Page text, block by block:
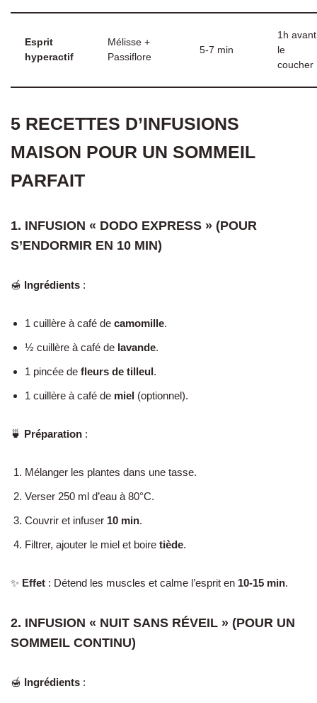
Esprit
hyperactif
Mélisse +
Passiflore
5-7 min
1h avant
le
coucher
5 RECETTES D’INFUSIONS
MAISON POUR UN SOMMEIL
PARFAIT
1. INFUSION « DODO EXPRESS » (POUR
S’ENDORMIR EN 10 MIN)
🍯 Ingrédients :
1 cuillère à café de camomille.
½ cuillère à café de lavande.
1 pincée de fleurs de tilleul.
1 cuillère à café de miel (optionnel).
🍵 Préparation :
Mélanger les plantes dans une tasse.
Verser 250 ml d’eau à 80°C.
Couvrir et infuser 10 min.
Filtrer, ajouter le miel et boire tiède.
✨ Effet : Détend les muscles et calme l’esprit en 10-15 min.
2. INFUSION « NUIT SANS RÉVEIL » (POUR UN
SOMMEIL CONTINU)
🍯 Ingrédients :